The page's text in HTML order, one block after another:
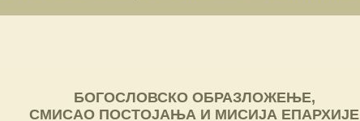
БОГОСЛОВСКО ОБРАЗЛОЖЕЊЕ,
СМИСАО ПОСТОЈАЊА И МИСИЈА ЕПАРХИЈЕ